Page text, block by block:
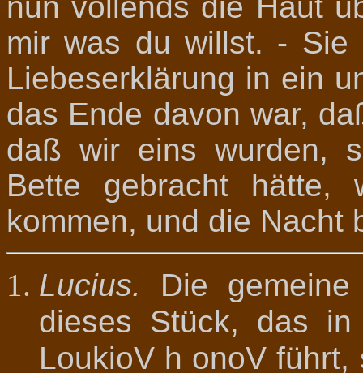
nun vollends die Haut
mir was du willst. - Sie
Liebeserklärung in ein
das Ende davon war,
daß wir eins wurden,
Bette gebracht hätte,
kommen, und die Nacht
Lucius.
Die
dieses Stück, das
LoukioV h onoV